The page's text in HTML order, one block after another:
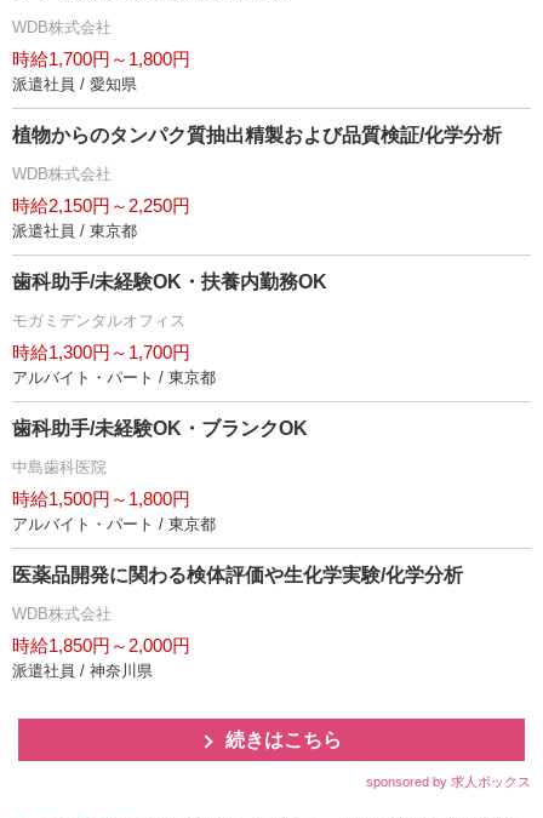
WDB株式会社
時給1,700円～1,800円
派遣社員 / 愛知県
植物からのタンパク質抽出精製および品質検証/化学分析
WDB株式会社
時給2,150円～2,250円
派遣社員 / 東京都
歯科助手/未経験OK・扶養内勤務OK
モガミデンタルオフィス
時給1,300円～1,700円
アルバイト・パート / 東京都
歯科助手/未経験OK・ブランクOK
中島歯科医院
時給1,500円～1,800円
アルバイト・パート / 東京都
医薬品開発に関わる検体評価や生化学実験/化学分析
WDB株式会社
時給1,850円～2,000円
派遣社員 / 神奈川県
続きはこちら
sponsored by 求人ボックス